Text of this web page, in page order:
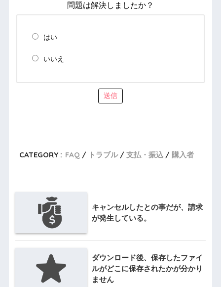
問題は解決しましたか？
はい
いいえ
送信
CATEGORY : FAQ トラブル 支払・振込 購入者
キャンセルしたとの事だが、請求
が発生している。
ダウンロード後、保存したファイ
ルがどこに保存されたかが分かり
ません